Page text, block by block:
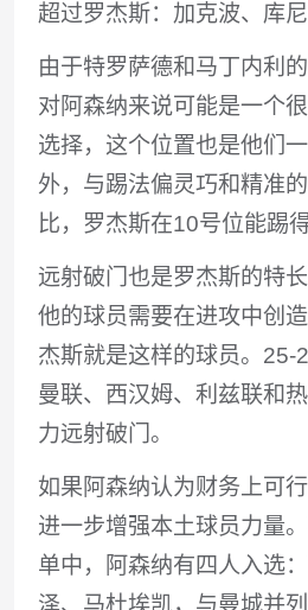
超过罗杰斯：加克波、库尼
由于特罗萨德和马丁内利
对阿森纳来说可能是一个
选择，这个位置也是他们
外，与踢法偏灵巧和精准
比，罗杰斯在10号位能踢
远射破门也是罗杰斯的特
他的球员需要在进攻中创
杰斯就是这样的球员。25-
曼联、西汉姆、利兹联和
力远射破门。
如果阿森纳认为财务上可
进一步增强本土球员力量
单中，阿森纳有四人入选
泽、马杜埃凯，与曼城并列